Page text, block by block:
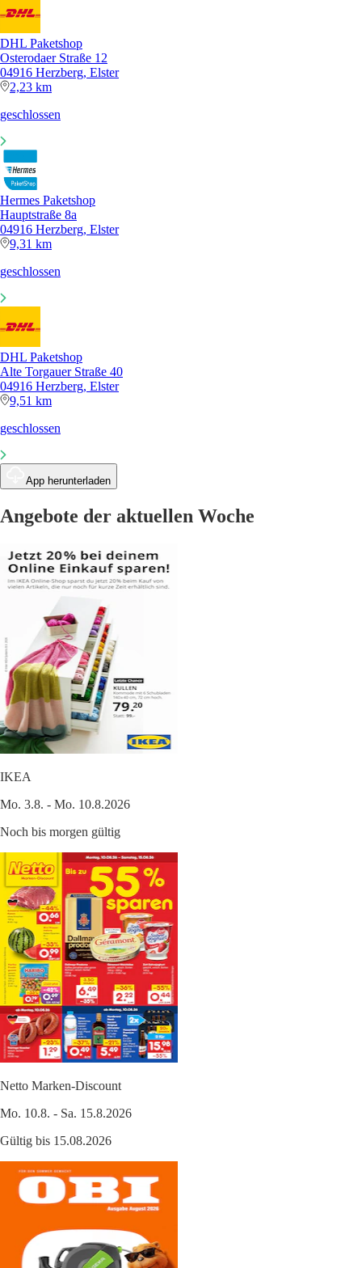
DHL Paketshop
Osterodaer Straße 12
04916 Herzberg, Elster
2,23 km
geschlossen
Hermes Paketshop
Hauptstraße 8a
04916 Herzberg, Elster
9,31 km
geschlossen
DHL Paketshop
Alte Torgauer Straße 40
04916 Herzberg, Elster
9,51 km
geschlossen
App herunterladen
Angebote der aktuellen Woche
IKEA
Mo. 3.8. - Mo. 10.8.2026
Noch bis morgen gültig
Netto Marken-Discount
Mo. 10.8. - Sa. 15.8.2026
Gültig bis 15.08.2026